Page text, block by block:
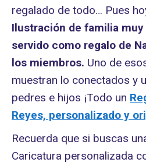
regalado de todo… Pues
Ilustración de familia
servido como regalo de
los miembros. Uno de
muestran lo conectados y
pedres e hijos ¡Todo un
Reyes, personalizado y
Recuerda que si buscas
Caricatura personalizada